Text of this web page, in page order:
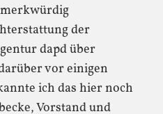
der
dapd über
vor einigen
ich das hier noch
Vorstand und